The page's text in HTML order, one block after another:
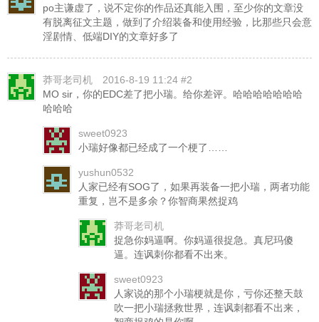
po主谦虚了，说不定你的作品还真能入围，至少你的文章没
有脱离征文主题，做到了介绍装备和使用经验，比那些只会意
淫剧情、低端DIY的文章好多了
莽哥老司机
2016-8-19 11:24 #2
MO sir，你的EDC差了把小瑞。给你差评。哈哈哈哈哈哈哈
哈哈哈
sweet0923
小瑞好像都已经成了一个梗了……
yushun0532
人家已经有SOG了，如果再装备一把小瑞，两者功能
重复，岂不是多余？你智商果然捉鸡
莽哥老司机
捉急你妈逼啊。你妈逼很捉急。真尼玛傻
逼。连讽刺你都看不出来。
sweet0923
人家说的那个小瑞梗就是你，亏你还整天鼓
吹一把小瑞拯救世界，连讽刺都看不出来，